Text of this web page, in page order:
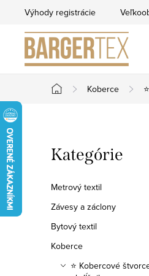
obsah
Výhody registrácie
Domov
Koberce
o
č
n
ý
p
Preskočiť
kategórie
Kategórie
Metrový textil
Závesy a záclony
Bytový textil
Koberce
⭐ Kobercové